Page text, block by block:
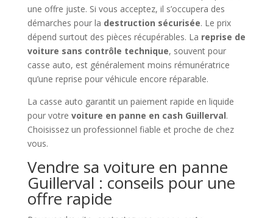
une offre juste. Si vous acceptez, il s’occupera des
démarches pour la destruction sécurisée. Le prix
dépend surtout des pièces récupérables. La reprise de
voiture sans contrôle technique, souvent pour
casse auto, est généralement moins rémunératrice
qu’une reprise pour véhicule encore réparable.
La casse auto garantit un paiement rapide en liquide
pour votre voiture en panne en cash Guillerval.
Choisissez un professionnel fiable et proche de chez
vous.
Vendre sa voiture en panne
Guillerval : conseils pour une
offre rapide